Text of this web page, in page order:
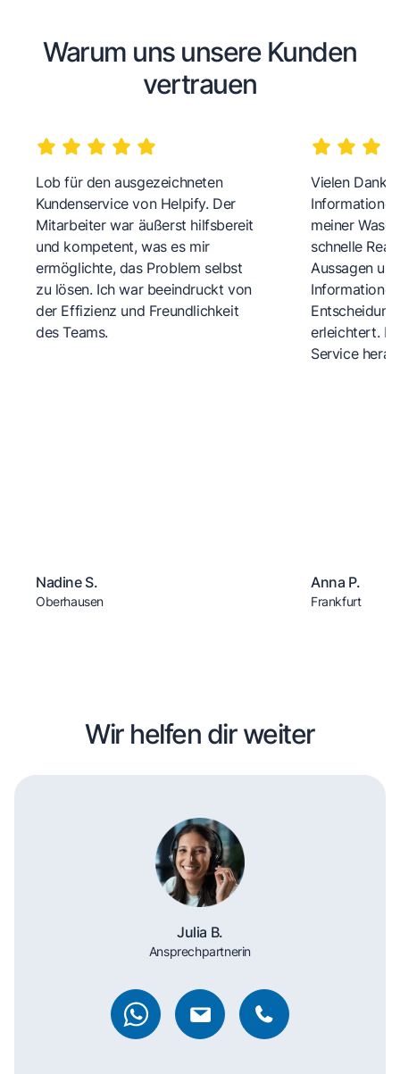
Warum uns unsere Kunden
vertrauen
Lob für den ausgezeichneten
Kundenservice von Helpify. Der
Mitarbeiter war äußerst hilfsbereit
und kompetent, was es mir
ermöglichte, das Problem selbst
zu lösen. Ich war beeindruckt von
der Effizienz und Freundlichkeit
des Teams.
Nadine S.
Oberhausen
Vielen Dank
meiner
schnelle
Aussagen
erleichtert.
Service
Anna P.
Frankfurt
Wir helfen dir weiter
Julia B.
Ansprechpartnerin